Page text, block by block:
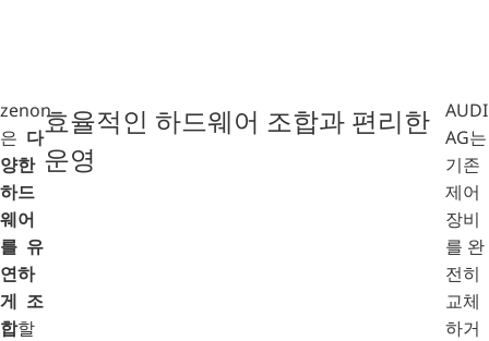
zenon
은 다
양한
하드
웨어
를 유
연하
게 조
합할
효율적인 하드웨어 조합과 편리한
운영
AUDI
AG는
기존
제어
장비
를 완
전히
교체
하거